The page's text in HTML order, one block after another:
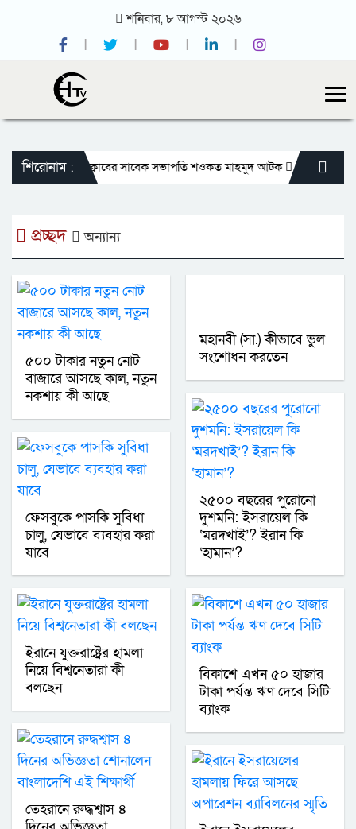
শনিবার,৮আগস্ট ২০২৬
শিরোনাম :
জাতীয় প্রেসক্লাবের সাবেক সভাপতি শওকত মাহমুদ আটক রাজবাড়ীতে বীর
প্রচ্ছদ অন্যান্য
৫০০ টাকার নতুন নোট
বাজারে আসছে কাল, নতুন
নকশায় কী আছে
ফেসবুকে পাসকি সুবিধা
চালু, যেভাবে ব্যবহার করা
যাবে
ইরানে যুক্তরাষ্ট্রের হামলা
নিয়ে বিশ্বনেতারা কী
বলছেন
তেহরানে রুদ্ধশ্বাস ৪
মহানবী (সা.) কীভাবে ভুল
সংশোধন করতেন
২৫০০ বছরের পুরোনো
দুশমনি: ইসরায়েল কি
‘মরদখাই’? ইরান কি
‘হামান’?
বিকাশে এখন ৫০ হাজার
টাকা পর্যন্ত ঋণ দেবে সিটি
ব্যাংক